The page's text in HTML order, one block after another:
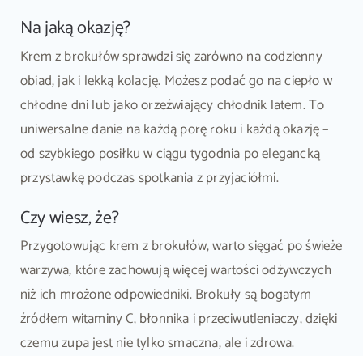
Na jaką okazję?
Krem z brokułów sprawdzi się zarówno na codzienny
obiad, jak i lekką kolację. Możesz podać go na ciepło w
chłodne dni lub jako orzeźwiający chłodnik latem. To
uniwersalne danie na każdą porę roku i każdą okazję –
od szybkiego posiłku w ciągu tygodnia po elegancką
przystawkę podczas spotkania z przyjaciółmi.
Czy wiesz, że?
Przygotowując krem z brokułów, warto sięgać po świeże
warzywa, które zachowują więcej wartości odżywczych
niż ich mrożone odpowiedniki. Brokuły są bogatym
źródłem witaminy C, błonnika i przeciwutleniaczy, dzięki
czemu zupa jest nie tylko smaczna, ale i zdrowa.